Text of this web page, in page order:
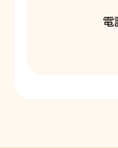
電